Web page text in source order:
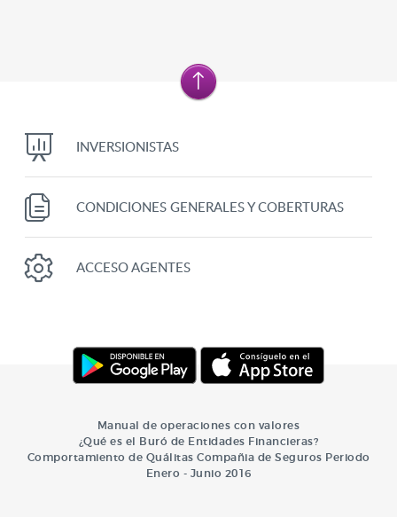
INVERSIONISTAS
CONDICIONES GENERALES Y COBERTURAS
ACCESO AGENTES
Manual de operaciones con valores
¿Qué es el Buró de Entidades Financieras?
Comportamiento de Quálitas Compañia de Seguros Periodo
Enero - Junio 2016